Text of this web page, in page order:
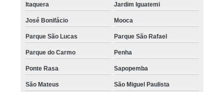
Itaquera Jardim Iguatemi
José Bonifácio Mooca
Parque São Lucas Parque São Rafael
Parque do Carmo Penha
Ponte Rasa Sapopemba
São Mateus São Miguel Paulista